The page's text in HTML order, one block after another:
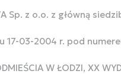
z o.o. z główną
03-2004 r. pod
W ŁODZI, XX